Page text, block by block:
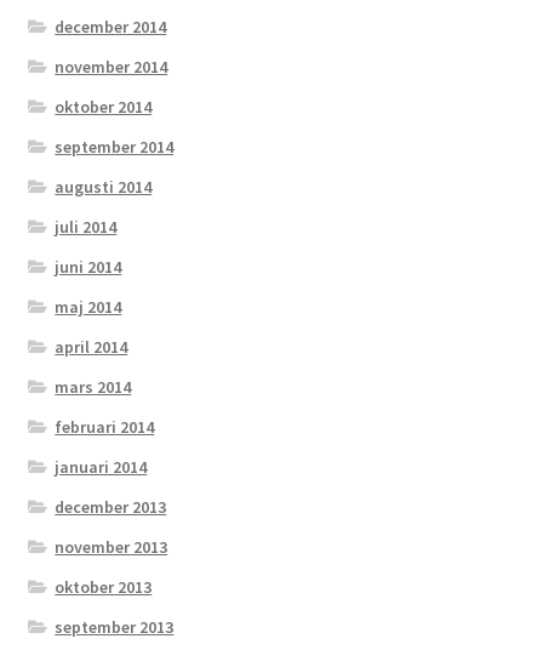
december 2014
november 2014
oktober 2014
september 2014
augusti 2014
juli 2014
juni 2014
maj 2014
april 2014
mars 2014
februari 2014
januari 2014
december 2013
november 2013
oktober 2013
september 2013